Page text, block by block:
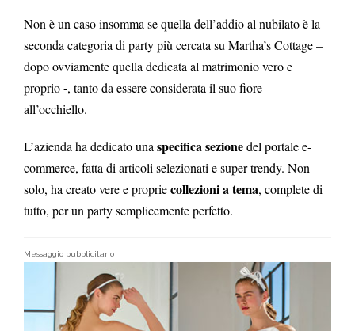
Non è un caso insomma se quella dell’addio al nubilato è la
seconda categoria di party più cercata su Martha’s Cottage –
dopo ovviamente quella dedicata al matrimonio vero e
proprio -, tanto da essere considerata il suo fiore
all’occhiello.
L’azienda ha dedicato una specifica sezionedel portale e-
commerce, fatta di articoli selezionati e super trendy. Non
solo, ha creato vere e propriecollezioni a tema, complete di
tutto, per un party semplicemente perfetto.
Messaggio pubblicitario